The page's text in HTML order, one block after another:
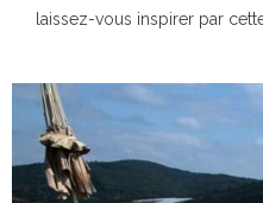
laissez-vous inspirer par